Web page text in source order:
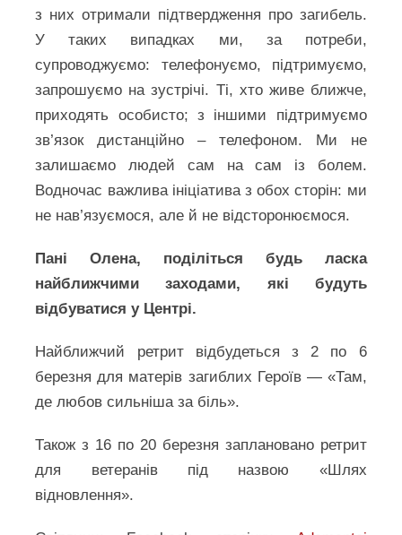
з них отримали підтвердження про загибель.
У таких випадках ми, за потреби,
супроводжуємо: телефонуємо, підтримуємо,
запрошуємо на зустрічі. Ті, хто живе ближче,
приходять особисто; з іншими підтримуємо
зв’язок дистанційно – телефоном. Ми не
залишаємо людей сам на сам із болем.
Водночас важлива ініціатива з обох сторін: ми
не нав’язуємося, але й не відсторонюємося.
Пані Олена, поділіться будь ласка
найближчими заходами, які будуть
відбуватися у Центрі.
Найближчий ретрит відбудеться з 2 по 6
березня для матерів загиблих Героїв — «Там,
де любов сильніша за біль».
Також з 16 по 20 березня заплановано ретрит
для ветеранів під назвою «Шлях
відновлення».